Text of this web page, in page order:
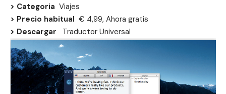
> Categoria Viajes
> Precio habitual € 4,99, Ahora gratis
> Descargar
Traductor Universal